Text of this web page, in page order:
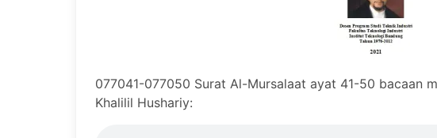
077041-077050 Surat Al-Mursalaat ayat 41-50 bacaan
Khalilil Hushariy: